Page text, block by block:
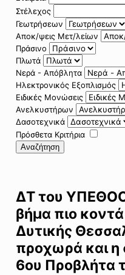
Στέλεχος
Γεωτρήσεων
Αποκ/ψεις Μετ/λείων
Πράσινο
Πλωτά
Νερά - Απόβλητα
Ηλεκτρονικός Εξοπλισμός
Ειδικές Μονώσεις
Ανελκυστήρων
Δασοτεχνικά
Πρόσθετα Κριτήρια
Αναζήτηση
ΔΤ του
βήμα πιο
Δυτικής
προχωρά και η
6ου Προβλήτα